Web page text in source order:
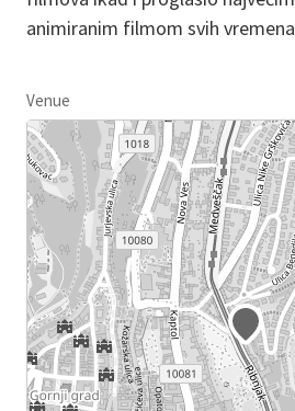
animiranim filmom svih
Venue